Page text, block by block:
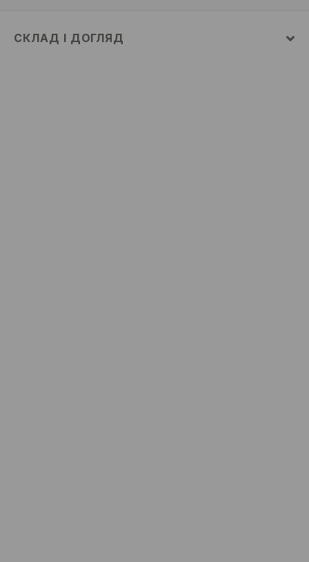
СКЛАД І ДОГЛЯД